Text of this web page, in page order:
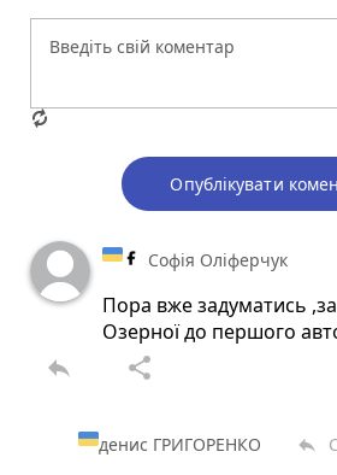
Опублікувати
Софія Оліферчук
Пора вже задуматись
Озерної до першого
reply share
денис ГРИГОРЕНКО reply